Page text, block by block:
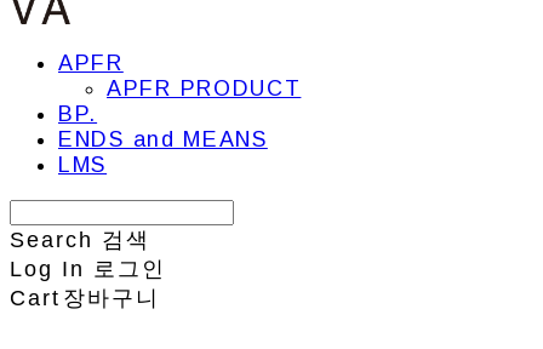
APFR
APFR PRODUCT
BP.
ENDS and MEANS
LMS
Search 검색
Log In
로그인
Cart 장바구니